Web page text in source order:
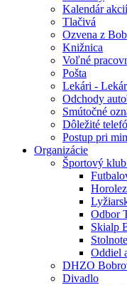
Kalendár akcií
Tlačivá
Ozvena z
Knižnica
Voľné
Pošta
Lekári -
Odchody
Smútočné
Dôležité
Postup pri
Organizácie
Športový
Odbor
Skialp
Oddiel
DHZO
Divadlo